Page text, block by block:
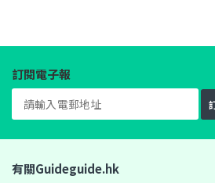
訂閱電子報
有關Guideguide.hk